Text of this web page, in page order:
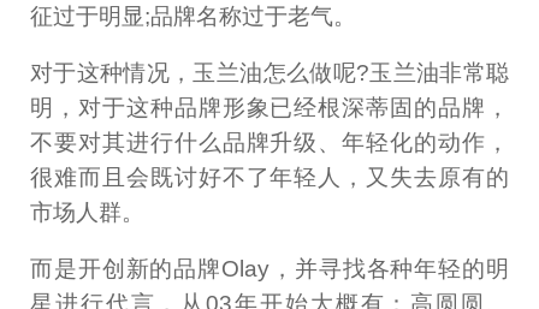
征过于明显;品牌名称过于老气。
对于这种情况，玉兰油怎么做呢?玉兰油非常聪
明，对于这种品牌形象已经根深蒂固的品牌，
不要对其进行什么品牌升级、年轻化的动作，
很难而且会既讨好不了年轻人，又失去原有的
市场人群。
而是开创新的品牌Olay，并寻找各种年轻的明
星进行代言，从03年开始大概有：高圆圆、